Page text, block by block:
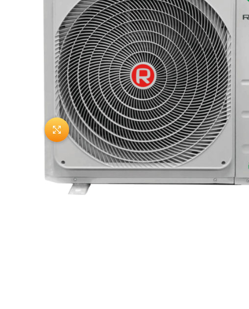
Нажмите, чтобы увеличить